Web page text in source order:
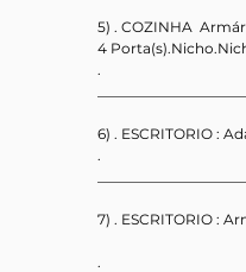
5) . COZINHA
4
.
6) . ESCRITORIO :
.
7) . ESCRITORIO :
.